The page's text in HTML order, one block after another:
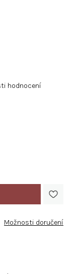
Možnosti doručení
hodnocení